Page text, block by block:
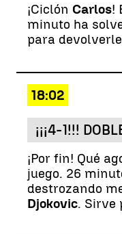
¡Ciclón Carlos!
minuto ha
para
18:02
¡¡¡4-1!!!
¡Por fin! Qué
juego. 26
destrozando
Djokovic. Sirve